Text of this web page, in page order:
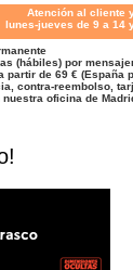
Atención al cliente
lunes-jueves de 9 a 14
(hábiles) por
partir de 69 € (España
contra-reembolso,
nuestra oficina de